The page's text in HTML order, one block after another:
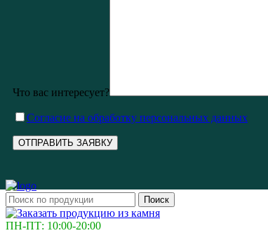
Что вас интересует?
Cогласие на обработку персональных данных
Поиск
ПН-ПТ: 10:00-20:00